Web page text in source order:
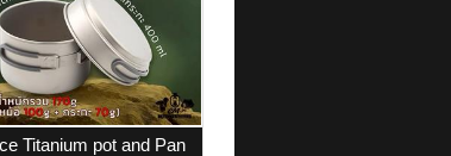
Titanium pot and Pan